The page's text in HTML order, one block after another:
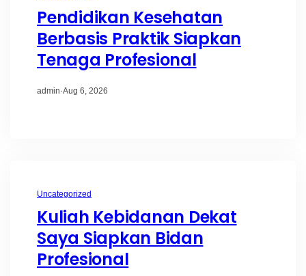
Pendidikan Kesehatan
Berbasis Praktik Siapkan
Tenaga Profesional
admin·Aug 6, 2026
Uncategorized
Kuliah Kebidanan Dekat
Saya Siapkan Bidan
Profesional